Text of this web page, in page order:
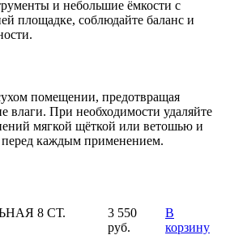
и небольшие ёмкости с
площадке, соблюдайте баланс и
помещении, предотвращая
влаги. При необходимости удаляйте
мягкой щёткой или ветошью и
перед каждым применением.
8 СТ.
3 550
руб.
В
корзину